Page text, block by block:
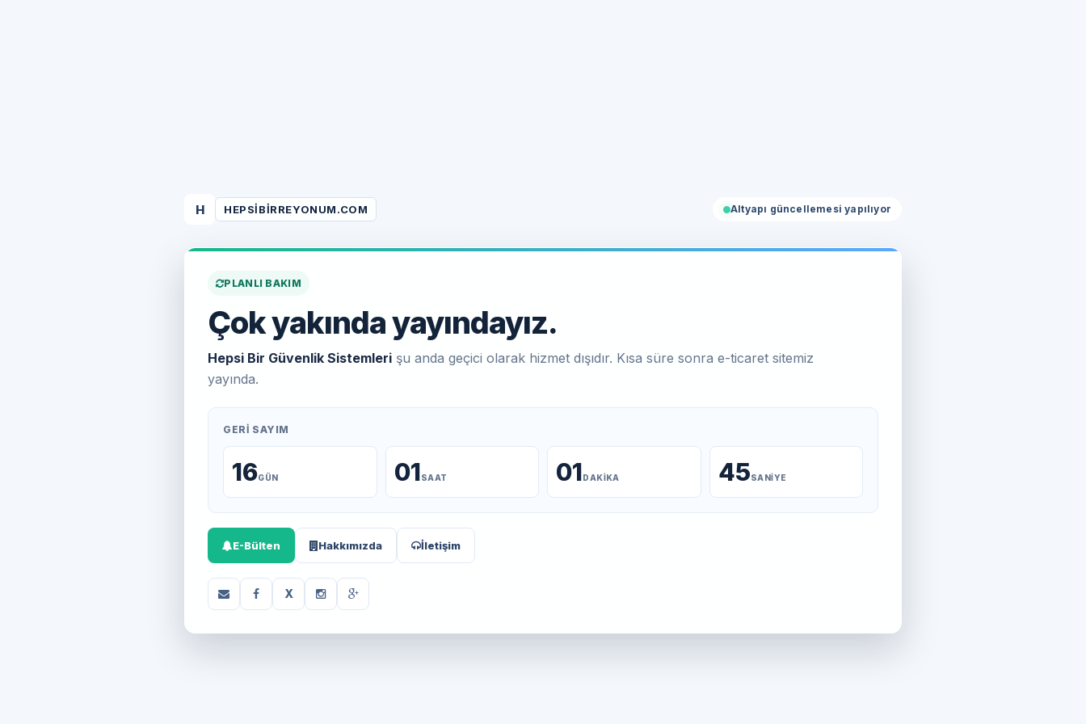
H HEPSIBIRREYONUM.COM Altyapı güncellemesi yapılıyor
PLANLI BAKIM
Çok yakında yayındayız.
Hepsi Bir Güvenlik Sistemleri şu anda geçici olarak hizmet dışıdır. Kısa süre sonra e-ticaret sitemiz
yayında.
GERI SAYIM
16GÜN 01SAAT 01DAKIKA 45SANIYE
E-Bülten Hakkımızda İletişim
X